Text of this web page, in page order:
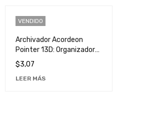
VENDIDO
Archivador Acordeon
Pointer 13D: Organizador
de Documentos
Resistente y Espacioso
$3,07
LEER MÁS